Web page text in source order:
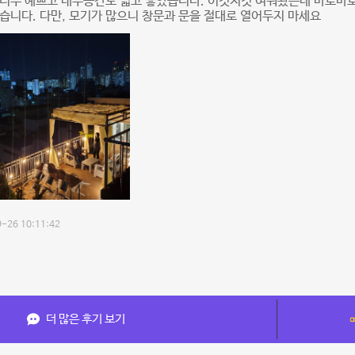
니다. 다만, 모기가 많으니 창문과 문을 절대로 열어두지 마세요
26 10:11:42
더 많은 후기 보기